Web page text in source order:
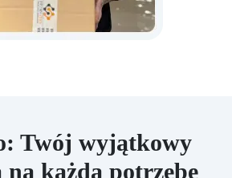
Twój wyjątkowy
na każdą potrzebę